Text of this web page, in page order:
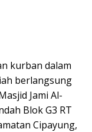
kurban dalam
berlangsung
Jami Al-
Blok G3 RT
Cipayung,